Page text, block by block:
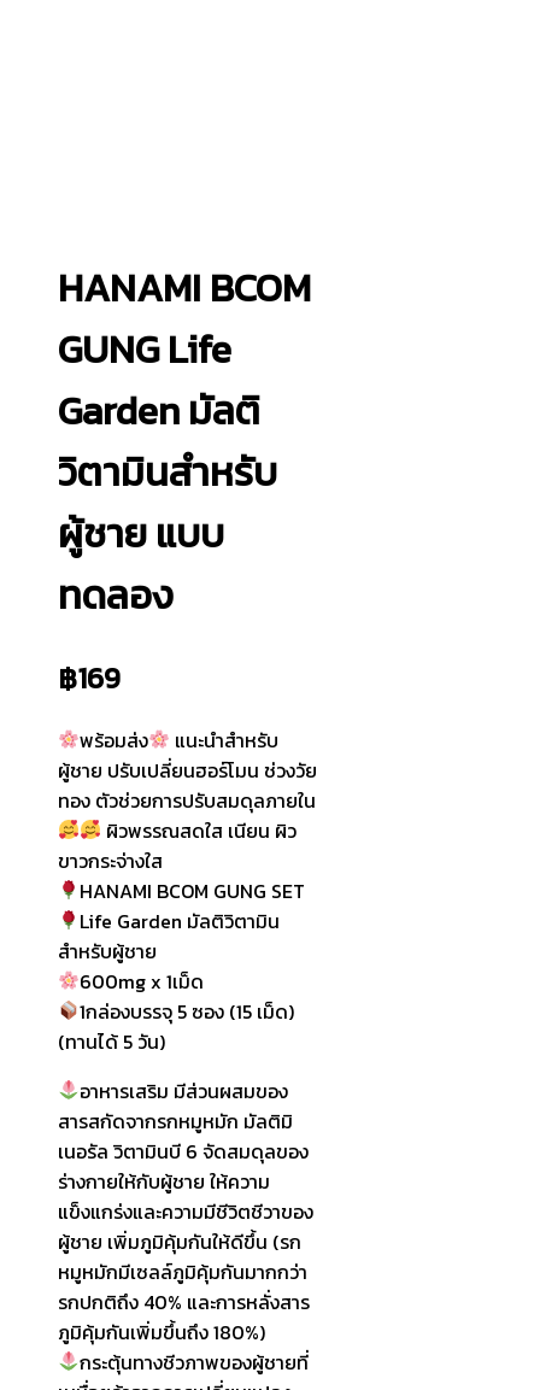
HANAMI BCOM
GUNG Life
Garden มัลติ
วิตามินสำหรับ
ผู้ชาย แบบ
ทดลอง
฿169
พร้อมส่ง
แนะนำสำหรับ
ผู้ชาย ปรับเปลี่ยนฮอร์โมน ช่วงวัย
ทอง ตัวช่วยการปรับสมดุลภายใน
ผิวพรรณสดใส เนียน ผิว
ขาวกระจ่างใส
HANAMI BCOM GUNG SET
Life Garden มัลติวิตามิน
สำหรับผู้ชาย
600mg x 1เม็ด
1กล่องบรรจุ 5 ซอง (15 เม็ด)
(ทานได้ 5 วัน)
อาหารเสริม มีส่วนผสมของ
สารสกัดจากรกหมูหมัก มัลติมิ
เนอรัล วิตามินบี 6 จัดสมดุลของ
ร่างกายให้กับผู้ชาย ให้ความ
แข็งแกร่งและความมีชีวิตชีวาของ
ผู้ชาย เพิ่มภูมิคุ้มกันให้ดีขึ้น (รก
หมูหมักมีเซลล์ภูมิคุ้มกันมากกว่า
รกปกติถึง 40% และการหลั่งสาร
ภูมิคุ้มกันเพิ่มขึ้นถึง 180%)
กระตุ้นทางชีวภาพของผู้ชายที่